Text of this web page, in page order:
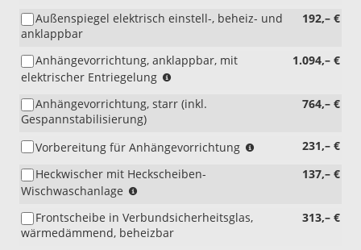
mit
192,– €
Außenspiegel elektrisch einstell-, beheiz- und
anklappbar
1.094,– €
Anhängevorrichtung, anklappbar, mit
elektrischer Entriegelung
mit
110PS
6-
Gang
Radstand)
764,– €
Anhängevorrichtung, starr (inkl.
Gespannstabilisierung)
231,– €
Vorbereitung für Anhängevorrichtung
137,– €
Heckwischer mit Heckscheiben-
Wischwaschanlage
mit
4L1
313,– €
Frontscheibe in Verbundsicherheitsglas,
wärmedämmend, beheizbar